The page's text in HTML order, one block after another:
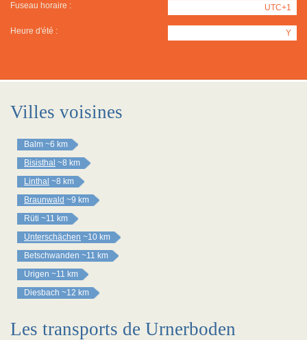
Fuseau horaire : UTC+1
Heure d'été : Y
Villes voisines
Balm ~6 km
Bisisthal ~8 km
Linthal ~8 km
Braunwald ~9 km
Rüti ~11 km
Unterschächen ~10 km
Betschwanden ~11 km
Urigen ~11 km
Diesbach ~12 km
Les transports de Urnerboden